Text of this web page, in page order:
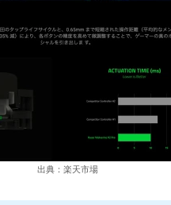
出典：楽天市場